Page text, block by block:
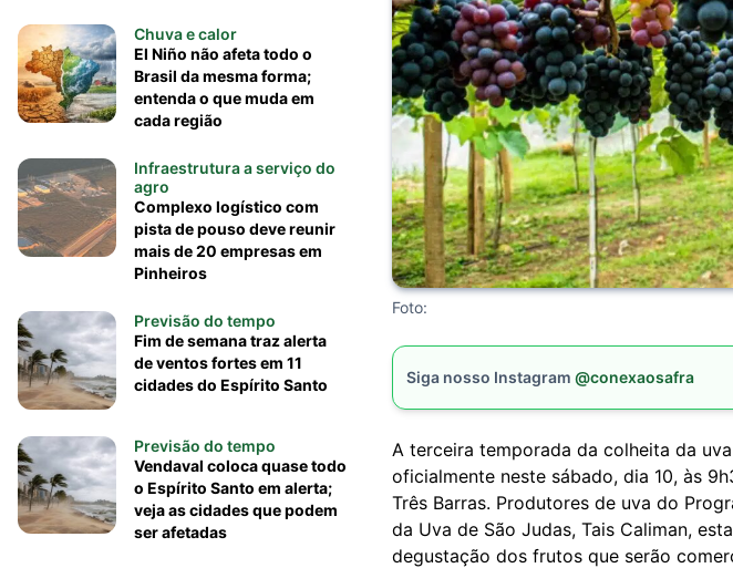
Chuva e calor
El Niño não afeta todo o
Brasil da mesma forma;
entenda o que muda em
cada região
Infraestrutura a serviço do
agro
Complexo logístico com
pista de pouso deve reunir
mais de 20 empresas em
Pinheiros
Previsão do tempo
Fim de semana traz alerta
de ventos fortes em 11
cidades do Espírito Santo
Previsão do tempo
Vendaval coloca quase todo
o Espírito Santo em alerta;
veja as cidades que podem
ser afetadas
Foto:
Siga nosso Instagram @conexaosafra
A terceira temporada da colheita da
oficialmente neste sábado, dia 10, às
Três Barras. Produtores de uva do
da Uva de São Judas, Tais Caliman,
degustação dos frutos que serão